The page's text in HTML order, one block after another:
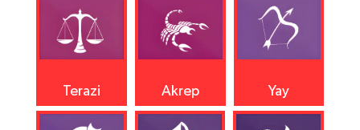
Terazi Akrep Yay